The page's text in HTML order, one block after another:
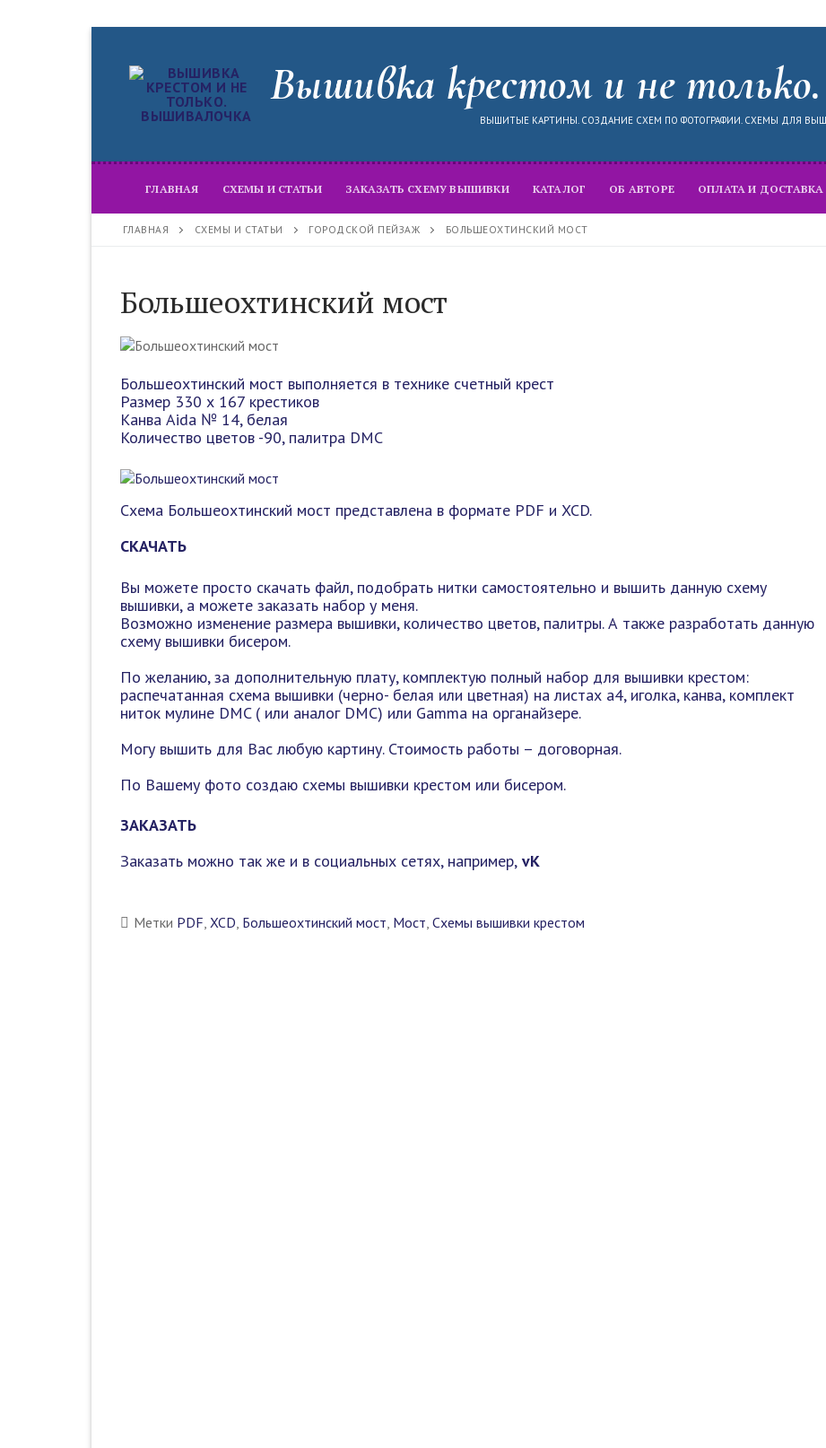
содержимому
Вышивка крестом и не
ВЫШИТЫЕ КАРТИНЫ. СОЗДАНИЕ СХЕМ ПО ФОТОГРАФИИ. СХЕМЫ ДЛЯ
ГЛАВНАЯ СХЕМЫ И СТАТЬИ ЗАКАЗАТЬ СХЕМУ ВЫШИВКИ КАТАЛОГ ОБ АВТОРЕ ОПЛАТА И ДОСТАВКА
ГЛАВНАЯ СХЕМЫ И СТАТЬИ ГОРОДСКОЙ ПЕЙЗАЖ БОЛЬШЕОХТИНСКИЙ МОСТ
Большеохтинский мост
Большеохтинский мост выполняется в технике счетный крест
Размер 330 х 167 крестиков
Канва Aida № 14, белая
Количество цветов -90, палитра DMC
Схема Большеохтинский мост представлена в формате PDF и XCD.
СКАЧАТЬ
Вы можете просто скачать файл, подобрать нитки самостоятельно и вышить данную схему
вышивки, а можете заказать набор у меня.
Возможно изменение размера вышивки, количество цветов, палитры. А также разработать данную
схему вышивки бисером.
По желанию, за дополнительную плату, комплектую полный набор для вышивки крестом:
распечатанная схема вышивки (черно- белая или цветная) на листах а4, иголка, канва, комплект
ниток мулине DMC ( или аналог DMC) или Gamma на органайзере.
Могу вышить для Вас любую картину. Стоимость работы – договорная.
По Вашему фото создаю схемы вышивки крестом или бисером.
ЗАКАЗАТЬ
Заказать можно так же и в социальных сетях, например, vK
Метки PDF, XCD, Большеохтинский мост, Мост, Схемы вышивки крестом